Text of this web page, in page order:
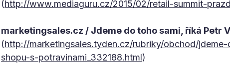
(http://www.mediaguru.cz/2015/02/retail-summit-
marketingsales.cz / Jdeme do toho sami, říká Petr
(http://marketingsales.tyden.cz/rubriky/obchod/
shopu-s-potravinami_332188.html)